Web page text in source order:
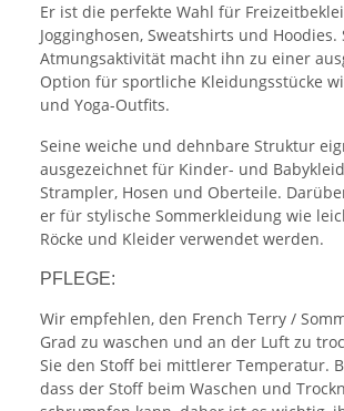
Er ist die perfekte Wahl für
Jogginghosen, Sweatshirts und Hoodies.
Atmungsaktivität macht ihn zu einer
Option für sportliche Kleidungsstücke
und Yoga-Outfits.
Seine weiche und dehnbare Struktur
ausgezeichnet für Kinder- und
Strampler, Hosen und Oberteile.
er für stylische Sommerkleidung wie
Röcke und Kleider verwendet werden.
PFLEGE:
Wir empfehlen, den French Terry /
Grad zu waschen und an der Luft zu
Sie den Stoff bei mittlerer Temperatur.
dass der Stoff beim Waschen und